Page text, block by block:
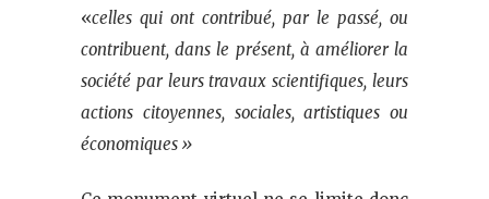
«celles qui ont contribué, par le passé, ou
contribuent, dans le présent, à améliorer la
société par leurs travaux scientifiques, leurs
actions citoyennes, sociales, artistiques ou
économiques »